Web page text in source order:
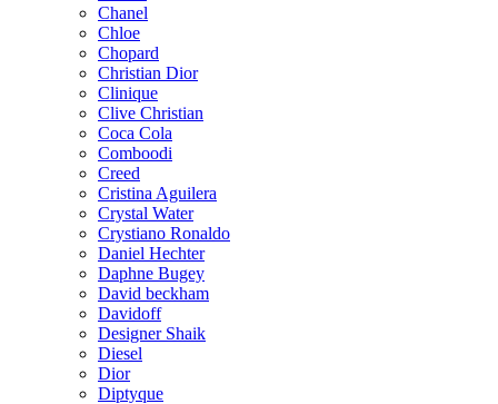
Chanel
Chloe
Chopard
Christian Dior
Clinique
Clive Christian
Coca Cola
Comboodi
Creed
Cristina Aguilera
Crystal Water
Crystiano Ronaldo
Daniel Hechter
Daphne Bugey
David beckham
Davidoff
Designer Shaik
Diesel
Dior
Diptyque